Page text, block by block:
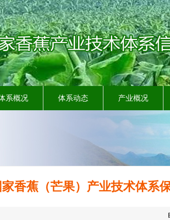
系概况 体系动态 产业概况
家香蕉（芒果）产业技术体系